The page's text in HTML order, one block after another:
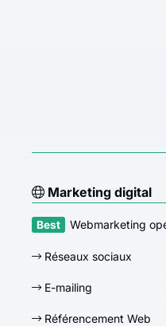
Marketing digital
Webmarketing
Réseaux sociaux
E-mailing
Référencement Web